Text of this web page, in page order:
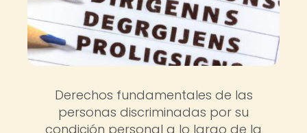
Derechos fundamentales de las
personas discriminadas por su
condición personal a lo largo de la